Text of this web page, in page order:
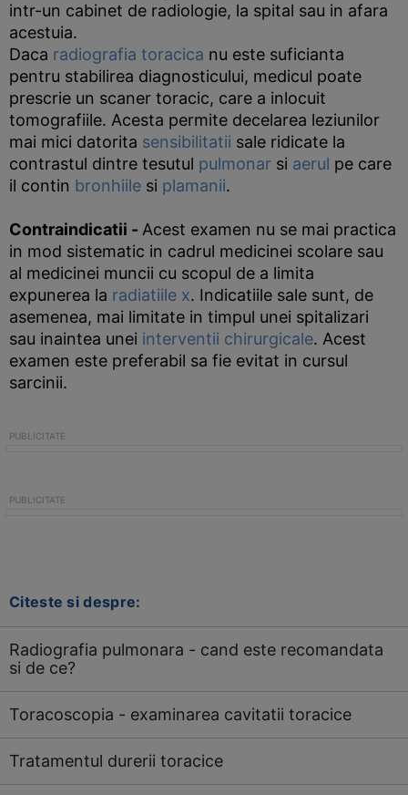
intr-un cabinet de radiologie, la spital sau in afara
acestuia.
Daca radiografia toracica nu este suficianta
pentru stabilirea diagnosticului, medicul poate
prescrie un scaner toracic, care a inlocuit
tomografiile. Acesta permite decelarea leziunilor
mai mici datorita sensibilitatii sale ridicate la
contrastul dintre tesutul pulmonar si aerul pe care
il contin bronhiile si plamanii.
Contraindicatii - Acest examen nu se mai practica
in mod sistematic in cadrul medicinei scolare sau
al medicinei muncii cu scopul de a limita
expunerea la radiatiile x. Indicatiile sale sunt, de
asemenea, mai limitate in timpul unei spitalizari
sau inaintea unei interventii chirurgicale. Acest
examen este preferabil sa fie evitat in cursul
sarcinii.
Citeste si despre:
Radiografia pulmonara - cand este recomandata
si de ce?
Toracoscopia - examinarea cavitatii toracice
Tratamentul durerii toracice